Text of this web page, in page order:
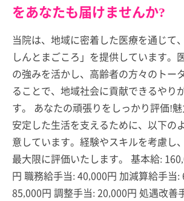
をあなたも届けませんか?
当院は、地域に密着した医療を通じて
しんとまごころ」を提供しています。
の強みを活かし、高齢者の方々のトー
ることで、地域社会に貢献できるやり
す。 あなたの頑張りをしっかり評価!
安定した生活を支えるために、以下の
意しています。経験やスキルを考慮し
最大限に評価いたします。 基本給:
円 職務給手当: 40,000円 加減算給手当:
85,000円 調整手当: 20,000円 処遇改善